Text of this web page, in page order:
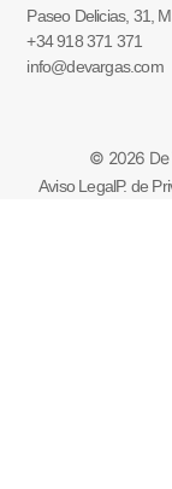
Paseo Delicias, 31,
+34 918 371 371
info@devargas.com
© 2026 De
Aviso LegalP. de